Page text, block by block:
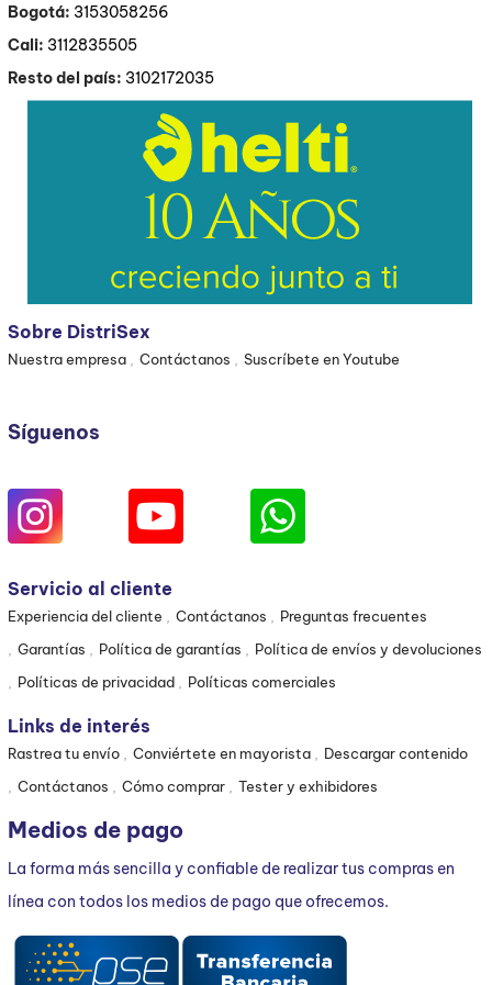
Bogotá: 3153058256
Cali: 3112835505
Resto del país: 3102172035
Sobre DistriSex
Nuestra empresa Contáctanos Suscríbete en Youtube
Síguenos
Servicio al cliente
Experiencia del cliente Contáctanos
Preguntas frecuentes
Garantías
Política de garantías
Política de envíos y devoluciones
Políticas de privacidad
Políticas comerciales
Links de interés
Rastrea tu envío Conviértete en mayorista
Descargar contenido
Contáctanos
Cómo comprar Tester y exhibidores
Medios de pago
La forma más sencilla y confiable de realizar tus compras en
línea con todos los medios de pago que ofrecemos.